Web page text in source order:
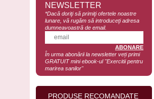
NEWSLETTER
*Dacă doriţi să primiţi ofertele noastre
lunare, vă rugăm să introduceţi adresa
dumneavoastră de email.
În urma abonării la newsletter veți primi
GRATUIT mini ebook-ul "Exercitii pentru
marirea sanilor"
PRODUSE RECOMANDATE